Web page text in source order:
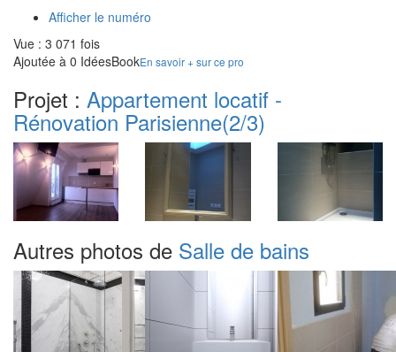
Afficher le numéro
Vue : 3 071 fois
Ajoutée à 0 IdéesBookEn savoir + sur ce pro
Projet : Appartement locatif -
Rénovation Parisienne(2/3)
Autres photos de Salle de bains